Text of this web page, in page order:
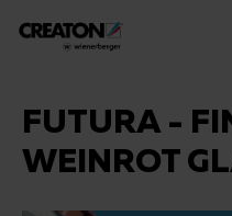
FUTURA -
WEINROT